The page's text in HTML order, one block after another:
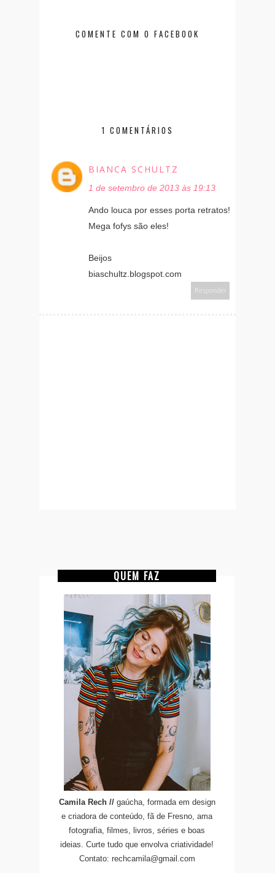
COMENTE COM O FACEBOOK
1 COMENTÁRIOS
BIANCA SCHULTZ
1 de setembro de 2013 às 19:13
Ando louca por esses porta retratos!
Mega fofys são eles!
Beijos
biaschultz.blogspot.com
Responder
QUEM FAZ
Camila Rech // gaúcha, formada em design
e criadora de conteúdo, fã de Fresno, ama
fotografia, filmes, livros, séries e boas
ideias. Curte tudo que envolva criatividade!
Contato: rechcamila@gmail.com